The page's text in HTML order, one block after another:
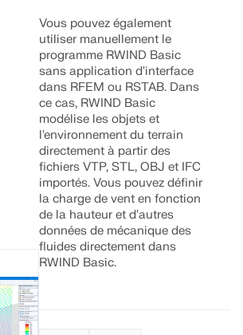
Vous pouvez également
utiliser manuellement le
programme RWIND Basic
sans application d'interface
dans RFEM ou RSTAB. Dans
ce cas, RWIND Basic
modélise les objets et
l'environnement du terrain
directement à partir des
fichiers VTP, STL, OBJ et IFC
importés. Vous pouvez définir
la charge de vent en fonction
de la hauteur et d'autres
données de mécanique des
fluides directement dans
RWIND Basic.